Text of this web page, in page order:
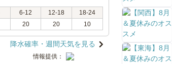
6-12 12-18
18-24
20 20 10
降水確率・週間天気を見る
情報提供：